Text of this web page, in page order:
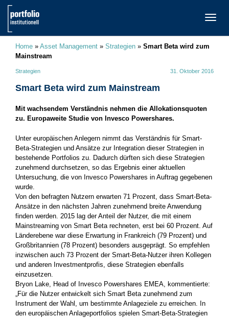
Home » Asset Management » Strategien » Smart Beta wird zum
Mainstream
Strategien 31. Oktober 2016
Smart Beta wird zum Mainstream
Mit wachsendem Verständnis nehmen die Allokationsquoten
zu. Europaweite Studie von Invesco Powershares.
Unter europäischen Anlegern nimmt das Verständnis für Smart-
Beta-Strategien und Ansätze zur Integration dieser Strategien in
bestehende Portfolios zu. Dadurch dürften sich diese Strategien
zunehmend durchsetzen, so das Ergebnis einer aktuellen
Untersuchung, die von Invesco Powershares in Auftrag gegebenen
wurde.
Von den befragten Nutzern erwarten 71 Prozent, dass Smart-Beta-
Ansätze in den nächsten Jahren zunehmend breite Anwendung
finden werden. 2015 lag der Anteil der Nutzer, die mit einem
Mainstreaming von Smart Beta rechneten, erst bei 60 Prozent. Auf
Länderebene war diese Erwartung in Frankreich (79 Prozent) und
Großbritannien (78 Prozent) besonders ausgeprägt. So empfehlen
inzwischen auch 73 Prozent der Smart-Beta-Nutzer ihren Kollegen
und anderen Investmentprofis, diese Strategien ebenfalls
einzusetzen.
Bryon Lake, Head of Invesco Powershares EMEA, kommentierte:
„Für die Nutzer entwickelt sich Smart Beta zunehmend zum
Instrument der Wahl, um bestimmte Anlageziele zu erreichen. In
den europäischen Anlageportfolios spielen Smart-Beta-Strategien